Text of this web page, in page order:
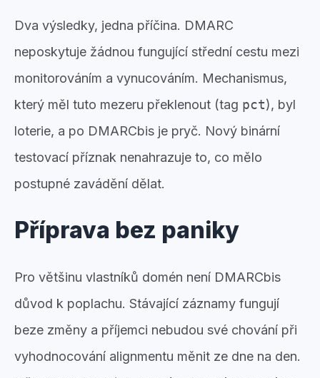
Dva výsledky, jedna příčina. DMARC
neposkytuje žádnou fungující střední cestu mezi
monitorováním a vynucováním. Mechanismus,
který měl tuto mezeru překlenout (tag pct), byl
loterie, a po DMARCbis je pryč. Nový binární
testovací příznak nenahrazuje to, co mělo
postupné zavádění dělat.
Příprava bez paniky
Pro většinu vlastníků domén není DMARCbis
důvod k poplachu. Stávající záznamy fungují
beze změny a příjemci nebudou své chování při
vyhodnocování alignmentu měnit ze dne na den.